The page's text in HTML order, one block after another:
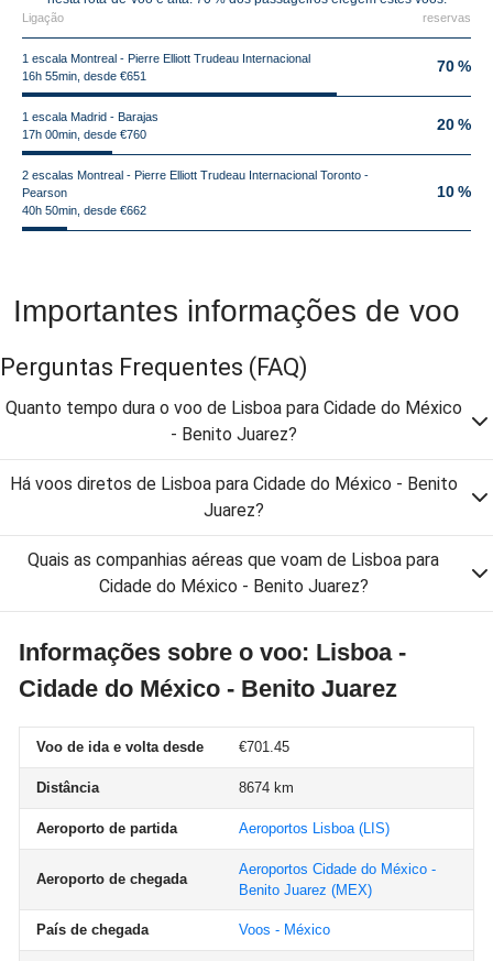
Ligação reservas
1 escala Montreal - Pierre Elliott Trudeau Internacional
16h 55min, desde €651
70 %
1 escala Madrid - Barajas
17h 00min, desde €760
20 %
2 escalas Montreal - Pierre Elliott Trudeau Internacional Toronto -
Pearson
40h 50min, desde €662
10 %
Importantes informações de voo
Perguntas Frequentes (FAQ)
Quanto tempo dura o voo de Lisboa para Cidade do México
- Benito Juarez?
Há voos diretos de Lisboa para Cidade do México - Benito
Juarez?
Quais as companhias aéreas que voam de Lisboa para
Cidade do México - Benito Juarez?
Informações sobre o voo: Lisboa -
Cidade do México - Benito Juarez
Voo de ida e volta desde €701.45
Distância 8674 km
Aeroporto de partida Aeroportos Lisboa(LIS)
Aeroporto de chegada
Aeroportos Cidade do México -
Benito Juarez (MEX)
País de chegada Voos - México